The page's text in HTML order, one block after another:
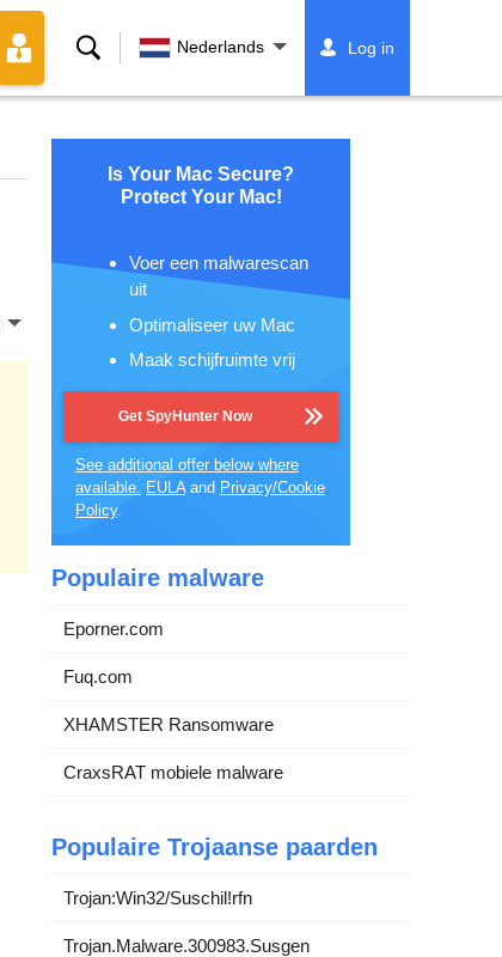
Zoeken Nederlands Log in
Is Your Mac Secure?
Protect Your Mac!
Voer een malwarescan
uit
Optimaliseer uw Mac
Maak schijfruimte vrij
Get SpyHunter Now
See additional offer below where
available. EULAand Privacy/Cookie
Policy.
Populaire malware
Eporner.com
Fuq.com
XHAMSTER Ransomware
CraxsRAT mobiele malware
Populaire Trojaanse paarden
Trojan:Win32/Suschil!rfn
Trojan.Malware.300983.Susgen